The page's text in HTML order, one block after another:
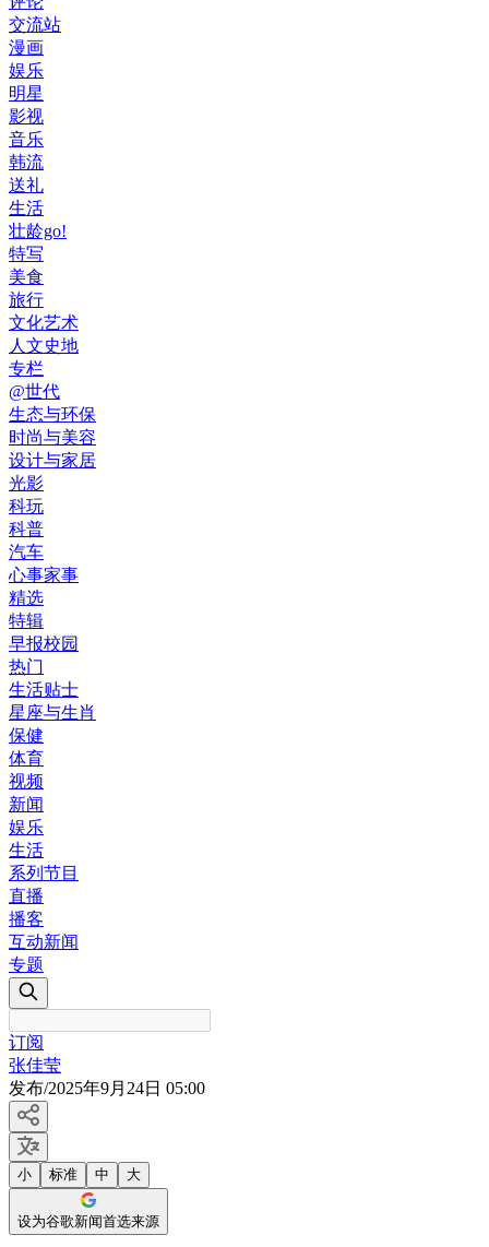
交流站
漫画
娱乐
明星
影视
音乐
韩流
送礼
生活
壮龄go!
特写
美食
旅行
文化艺术
人文史地
专栏
@世代
生态与环保
时尚与美容
设计与家居
光影
科玩
科普
汽车
心事家事
精选
特辑
早报校园
热门
生活贴士
星座与生肖
保健
体育
视频
新闻
娱乐
生活
系列节目
直播
播客
互动新闻
专题
订阅
张佳莹
发布/2025年9月24日 05:00
小 标准 中 大
设为谷歌新闻首选来源